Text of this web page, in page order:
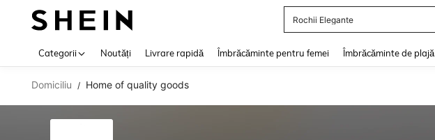
Rochii Elegante
Categorii Noutăți Livrare rapidă Îmbrăcăminte pentru femei Îmbrăcăminte de plajă
Domiciliu / Home of quality goods